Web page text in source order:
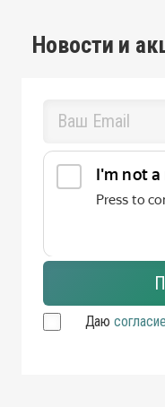
Новости и
Даю согласие